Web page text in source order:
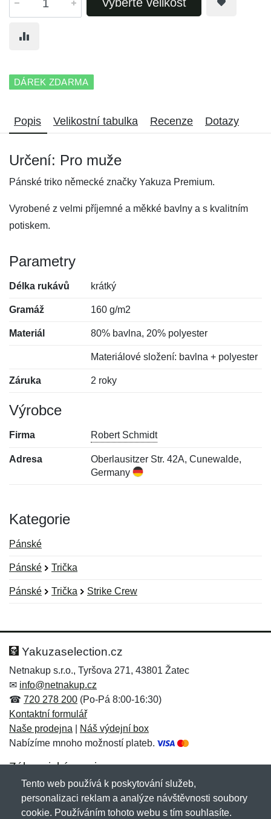
DÁREK ZDARMA
Popis Velikostní tabulka Recenze Dotazy
Určení: Pro muže
Pánské triko německé značky Yakuza Premium.
Vyrobené z velmi příjemné a měkké bavlny a s kvalitním
potiskem.
Parametry
Délka rukávů krátký
Gramáž 160 g/m2
Materiál 80% bavlna, 20% polyester
Materiálové složení: bavlna + polyester
Záruka 2 roky
Výrobce
Firma Robert Schmidt
Adresa
Oberlausitzer Str. 42A, Cunewalde,
Germany
Kategorie
Pánské
Pánské Trička
Pánské Trička Strike Crew
Hodnocení:
Jméno: *
Zpráva*
Jméno:
E-mail:*
Yakuzaselection.cz
Netnakup s.r.o., Tyršova 271, 43801 Žatec
✉ info@netnakup.cz
☎ 720 278 200 (Po-Pá 8:00-16:30)
Kontaktní formulář
Naše prodejna
Náš výdejní box
Nabízíme mnoho možností plateb.
Zákaznický servis
Novinky emailem
Tento web používá k poskytování služeb,
personalizaci reklam a analýze návštěvnosti soubory
cookie. Používáním tohoto webu s tím souhlasíte.